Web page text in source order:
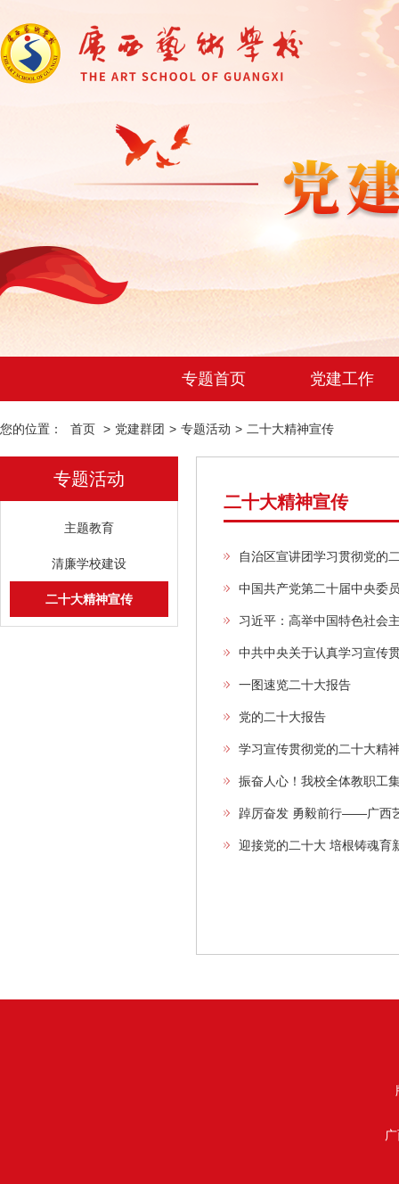
专题首页 党建工作
您的位置： 首页 > 党建群团 > 专题活动 > 二十大精神宣传
专题活动
主题教育
清廉学校建设
二十大精神宣传
二十大精神宣传
自治区宣讲团学习贯彻党的
中国共产党第二十届中央委
习近平：高举中国特色社会
中共中央关于认真学习宣传
一图速览二十大报告
党的二十大报告
学习宣传贯彻党的二十大精
振奋人心！我校全体教职工
踔厉奋发 勇毅前行——广西
迎接党的二十大 培根铸魂